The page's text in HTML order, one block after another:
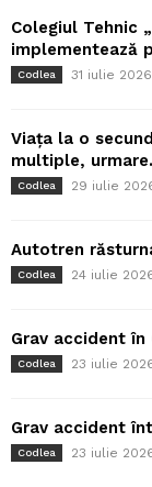
Colegiul Tehnic
implementează
Codlea 31 iulie 2026
Viața la o
multiple,
Codlea 29 iulie
Autotren
Codlea 24 iulie
Grav accident
Codlea 23 iulie
Grav accident
Codlea 23 iulie